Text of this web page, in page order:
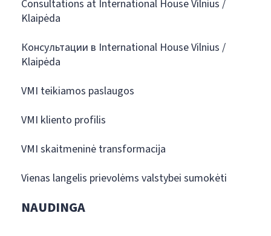
Consultations at International House Vilnius /
Klaipėda
Консультации в International House Vilnius /
Klaipėda
VMI teikiamos paslaugos
VMI kliento profilis
VMI skaitmeninė transformacija
Vienas langelis prievolėms valstybei sumokėti
NAUDINGA